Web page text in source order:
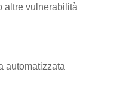
altre vulnerabilità
automatizzata